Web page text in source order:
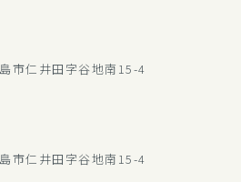
市仁井田字谷地南15-4
市仁井田字谷地南15-4